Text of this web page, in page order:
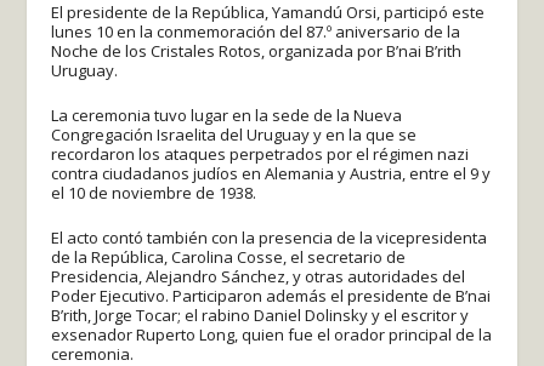
El presidente de la República, Yamandú Orsi, participó este
lunes 10 en la conmemoración del 87.º aniversario de la
Noche de los Cristales Rotos, organizada por B’nai B’rith
Uruguay.
La ceremonia tuvo lugar en la sede de la Nueva
Congregación Israelita del Uruguay y en la que se
recordaron los ataques perpetrados por el régimen nazi
contra ciudadanos judíos en Alemania y Austria, entre el 9 y
el 10 de noviembre de 1938.
El acto contó también con la presencia de la vicepresidenta
de la República, Carolina Cosse, el secretario de
Presidencia, Alejandro Sánchez, y otras autoridades del
Poder Ejecutivo. Participaron además el presidente de B’nai
B’rith, Jorge Tocar; el rabino Daniel Dolinsky y el escritor y
exsenador Ruperto Long, quien fue el orador principal de la
ceremonia.